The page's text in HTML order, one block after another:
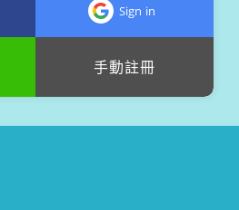
Sign in
手動註冊